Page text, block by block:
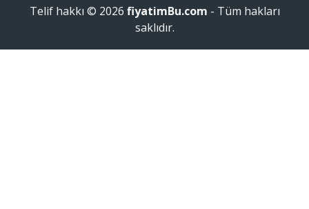
Telif hakkı © 2026 fiyatimBu.com - Tüm hakları
saklıdır.